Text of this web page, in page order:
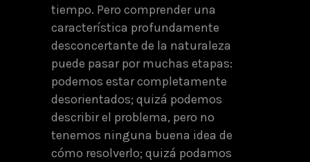
tiempo. Pero comprender una
característica profundamente
desconcertante de la naturaleza
puede pasar por muchas etapas:
podemos estar completamente
desorientados; quizá podemos
describir el problema, pero no
tenemos ninguna buena idea de
cómo resolverlo; quizá podamos